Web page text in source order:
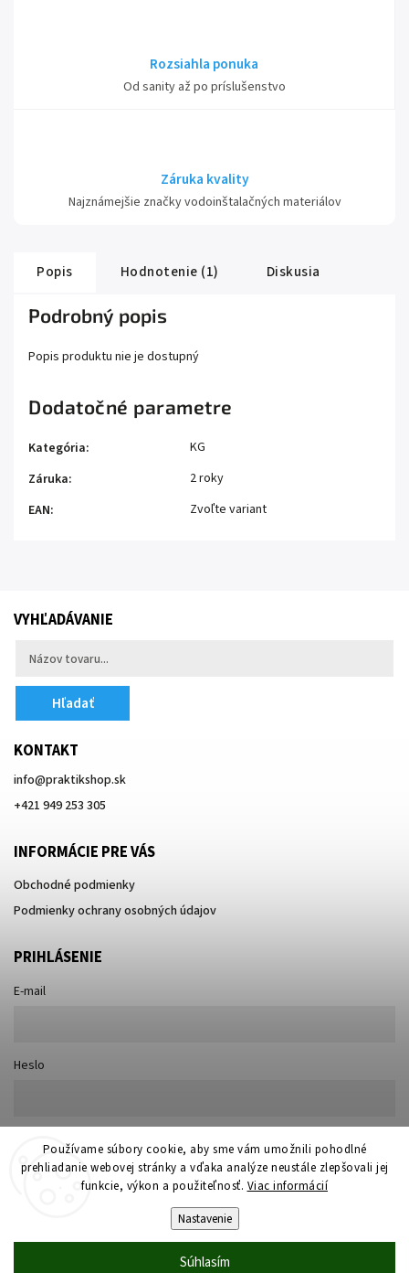
Používame súbory cookie, aby sme vám umožnili pohodlné
prehliadanie webovej stránky a vďaka analýze neustále zlepšovali jej
funkcie, výkon a použiteľnosť. Viac informácií
Nastavenie
Súhlasím
Rozsiahla ponuka
Od sanity až po príslušenstvo
Záruka kvality
Najznámejšie značky vodoinštalačných materiálov
Popis Hodnotenie (1) Diskusia
Podrobný popis
Popis produktu nie je dostupný
Dodatočné parametre
Kategória:
KG
Záruka:
2 roky
EAN: Zvoľte variant
VYHĽADÁVANIE
Hľadať
KONTAKT
info@praktikshop.sk
+421 949 253 305
INFORMÁCIE PRE VÁS
Obchodné podmienky
Podmienky ochrany osobných údajov
PRIHLÁSENIE
E-mail
Heslo
Prihlásiť sa
Nová registrácia
Zabudnuté heslo